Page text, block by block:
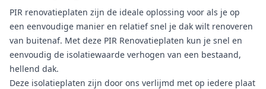
PIR renovatieplaten zijn de ideale oplossing voor als je op
een eenvoudige manier en relatief snel je dak wilt renoveren
van buitenaf. Met deze PIR Renovatieplaten kun je snel en
eenvoudig de isolatiewaarde verhogen van een bestaand,
hellend dak.
Deze isolatieplaten zijn door ons verlijmd met op iedere plaat